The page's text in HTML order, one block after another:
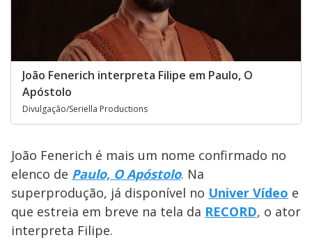
João Fenerich interpreta Filipe em Paulo, O
Apóstolo
Divulgação/Seriella Productions
João Fenerich é mais um nome confirmado no
elenco de Paulo, O Apóstolo. Na
superprodução, já disponível no Univer Vídeo e
que estreia em breve na tela da RECORD, o ator
interpreta Filipe.